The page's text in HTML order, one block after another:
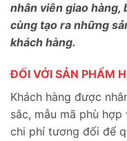
nhân viên giao hàng,
cùng tạo ra những
khách hàng.
ĐỐI VỚI SẢN PHẨM
Khách hàng được
sắc, mẫu mã phù
chi phí tương đối để